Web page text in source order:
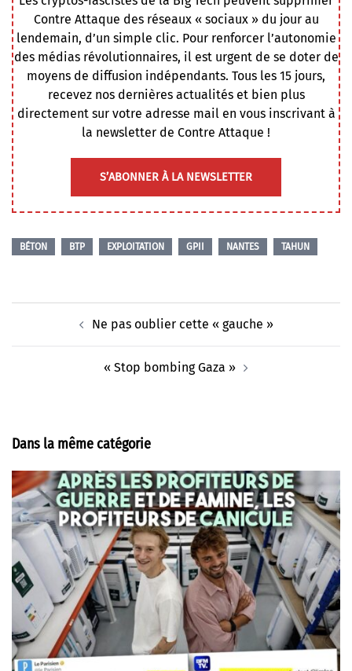
Contre Attaque des réseaux « sociaux » du jour au
lendemain, d’un simple clic. Pour renforcer l’autonomie
des médias révolutionnaires, il est urgent de se doter de
moyens de diffusion indépendants. Tous les 15 jours,
recevez nos dernières actualités et bien plus
directement sur votre adresse mail en vous inscrivant à
la newsletter de Contre Attaque !
S’ABONNER À LA NEWSLETTER
BÉTON BTP EXPLOITATION GPII NANTES TAHUN
Ne pas oublier cette « gauche »
« Stop bombing Gaza »
Dans la même catégorie